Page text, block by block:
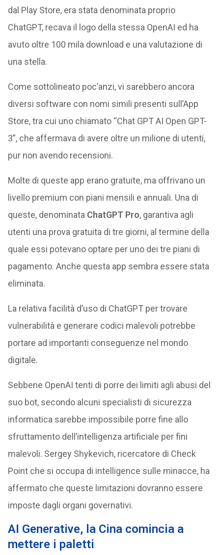
dal Play Store, era stata denominata proprio
ChatGPT, recava il logo della stessa OpenAI ed ha
avuto oltre 100 mila download e una valutazione di
una stella.
Come sottolineato poc’anzi, vi sarebbero ancora
diversi software con nomi simili presenti sull’App
Store, tra cui uno chiamato “Chat GPT AI Open GPT-
3”, che affermava di avere oltre un milione di utenti,
pur non avendo recensioni.
Molte di queste app erano gratuite, ma offrivano un
livello premium con piani mensili e annuali. Una di
queste, denominata ChatGPT Pro, garantiva agli
utenti una prova gratuita di tre giorni, al termine della
quale essi potevano optare per uno dei tre piani di
pagamento. Anche questa app sembra essere stata
eliminata.
La relativa facilità d’uso di ChatGPT per trovare
vulnerabilità e generare codici malevoli potrebbe
portare ad importanti conseguenze nel mondo
digitale.
Sebbene OpenAI tenti di porre dei limiti agli abusi del
suo bot, secondo alcuni specialisti di sicurezza
informatica sarebbe impossibile porre fine allo
sfruttamento dell’intelligenza artificiale per fini
malevoli. Sergey Shykevich, ricercatore di Check
Point che si occupa di intelligence sulle minacce, ha
affermato che queste limitazioni dovranno essere
imposte dagli organi governativi.
AI Generative, la Cina comincia a
mettere i paletti